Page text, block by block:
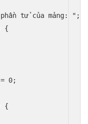
tử của mảng: ";
{
0;
{